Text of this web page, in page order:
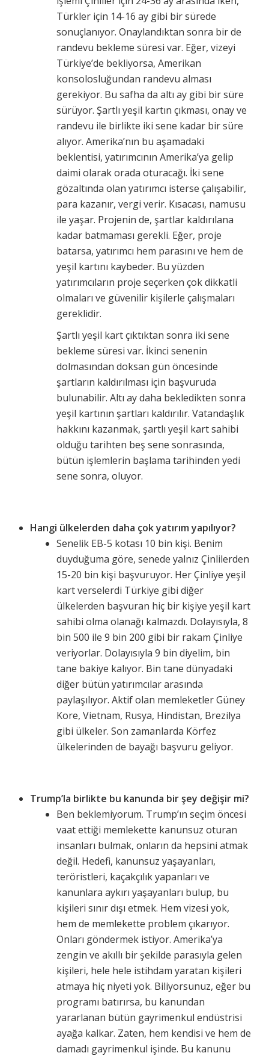
Türkler için 14-16 ay gibi bir sürede
sonuçlanıyor. Onaylandıktan sonra bir de
randevu bekleme süresi var. Eğer, vizeyi
Türkiye’de bekliyorsa, Amerikan
konsolosluğundan randevu alması
gerekiyor. Bu safha da altı ay gibi bir süre
sürüyor. Şartlı yeşil kartın çıkması, onay ve
randevu ile birlikte iki sene kadar bir süre
alıyor. Amerika’nın bu aşamadaki
beklentisi, yatırımcının Amerika’ya gelip
daimi olarak orada oturacağı. İki sene
gözaltında olan yatırımcı isterse çalışabilir,
para kazanır, vergi verir. Kısacası, namusu
ile yaşar. Projenin de, şartlar kaldırılana
kadar batmaması gerekli. Eğer, proje
batarsa, yatırımcı hem parasını ve hem de
yeşil kartını kaybeder. Bu yüzden
yatırımcıların proje seçerken çok dikkatli
olmaları ve güvenilir kişilerle çalışmaları
gereklidir.
Şartlı yeşil kart çıktıktan sonra iki sene
bekleme süresi var. İkinci senenin
dolmasından doksan gün öncesinde
şartların kaldırılması için başvuruda
bulunabilir. Altı ay daha bekledikten sonra
yeşil kartının şartları kaldırılır. Vatandaşlık
hakkını kazanmak, şartlı yeşil kart sahibi
olduğu tarihten beş sene sonrasında,
bütün işlemlerin başlama tarihinden yedi
sene sonra, oluyor.
Hangi ülkelerden daha çok yatırım yapılıyor?
Senelik EB-5 kotası 10 bin kişi. Benim
duyduğuma göre, senede yalnız Çinlilerden
15-20 bin kişi başvuruyor. Her Çinliye yeşil
kart verselerdi Türkiye gibi diğer
ülkelerden başvuran hiç bir kişiye yeşil kart
sahibi olma olanağı kalmazdı. Dolayısıyla, 8
bin 500 ile 9 bin 200 gibi bir rakam Çinliye
veriyorlar. Dolayısıyla 9 bin diyelim, bin
tane bakiye kalıyor. Bin tane dünyadaki
diğer bütün yatırımcılar arasında
paylaşılıyor. Aktif olan memleketler Güney
Kore, Vietnam, Rusya, Hindistan, Brezilya
gibi ülkeler. Son zamanlarda Körfez
ülkelerinden de bayağı başvuru geliyor.
Trump’la birlikte bu kanunda bir şey değişir mi?
Ben beklemiyorum. Trump’ın seçim öncesi
vaat ettiği memlekette kanunsuz oturan
insanları bulmak, onların da hepsini atmak
değil. Hedefi, kanunsuz yaşayanları,
teröristleri, kaçakçılık yapanları ve
kanunlara aykırı yaşayanları bulup, bu
kişileri sınır dışı etmek. Hem vizesi yok,
hem de memlekette problem çıkarıyor.
Onları göndermek istiyor. Amerika’ya
zengin ve akıllı bir şekilde parasıyla gelen
kişileri, hele hele istihdam yaratan kişileri
atmaya hiç niyeti yok. Biliyorsunuz, eğer bu
programı batırırsa, bu kanundan
yararlanan bütün gayrimenkul endüstrisi
ayağa kalkar. Zaten, hem kendisi ve hem de
damadı gayrimenkul işinde. Bu kanunu